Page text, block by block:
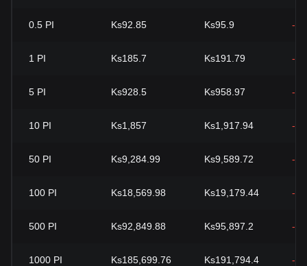
0.5 PI Ks92.85 Ks95.9 -
1 PI Ks185.7 Ks191.79 -
5 PI Ks928.5 Ks958.97 -
10 PI Ks1,857 Ks1,917.94 -
50 PI Ks9,284.99 Ks9,589.72 -
100 PI Ks18,569.98 Ks19,179.44 -
500 PI Ks92,849.88 Ks95,897.2 -
1000 PI Ks185,699.76 Ks191,794.4 -